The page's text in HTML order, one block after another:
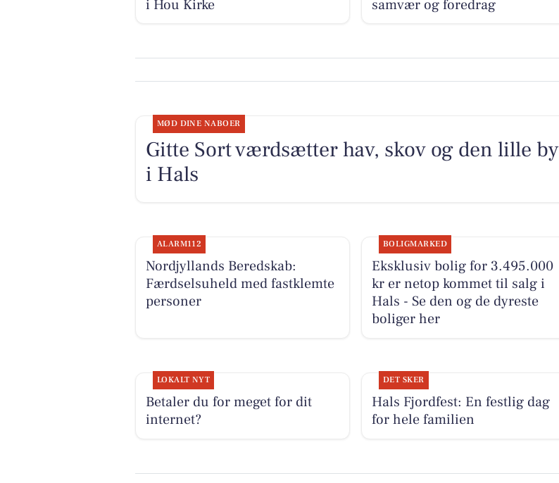
i Hou Kirke
samvær og foredrag
MØD DINE NABOER
Gitte Sort værdsætter hav, skov og den lille by
i Hals
ALARM112
Nordjyllands Beredskab:
Færdselsuheld med fastklemte
personer
BOLIGMARKED
Eksklusiv bolig for 3.495.000
kr er netop kommet til salg i
Hals - Se den og de dyreste
boliger her
LOKALT NYT
Betaler du for meget for dit
internet?
DET SKER
Hals Fjordfest: En festlig dag
for hele familien